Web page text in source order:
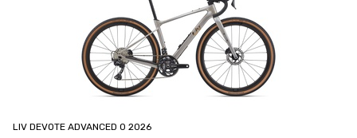
LIV DEVOTE ADVANCED 0 2026